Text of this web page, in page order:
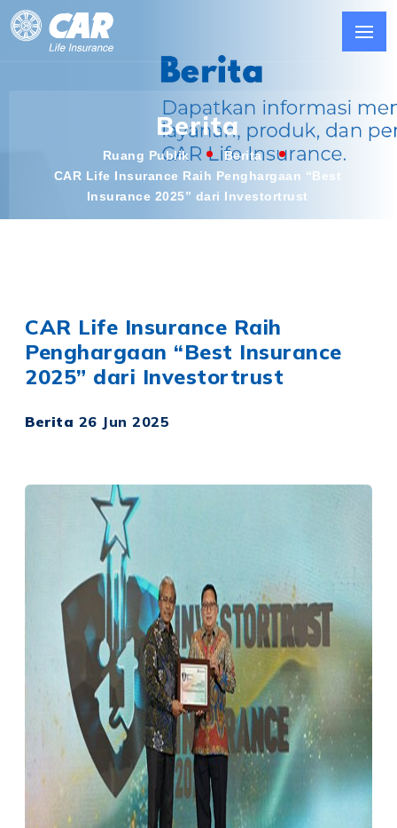
Berita
Ruang Publik
Berita
CAR Life Insurance Raih Penghargaan “Best
Insurance 2025” dari Investortrust
CAR Life Insurance Raih
Penghargaan “Best Insurance
2025” dari Investortrust
Berita 26 Jun 2025